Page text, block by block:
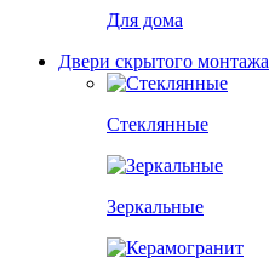
Для дома
Двери скрытого монтажа
Стеклянные
Зеркальные